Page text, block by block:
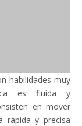
habilidades muy
es fluida y
en mover
rápida y precisa